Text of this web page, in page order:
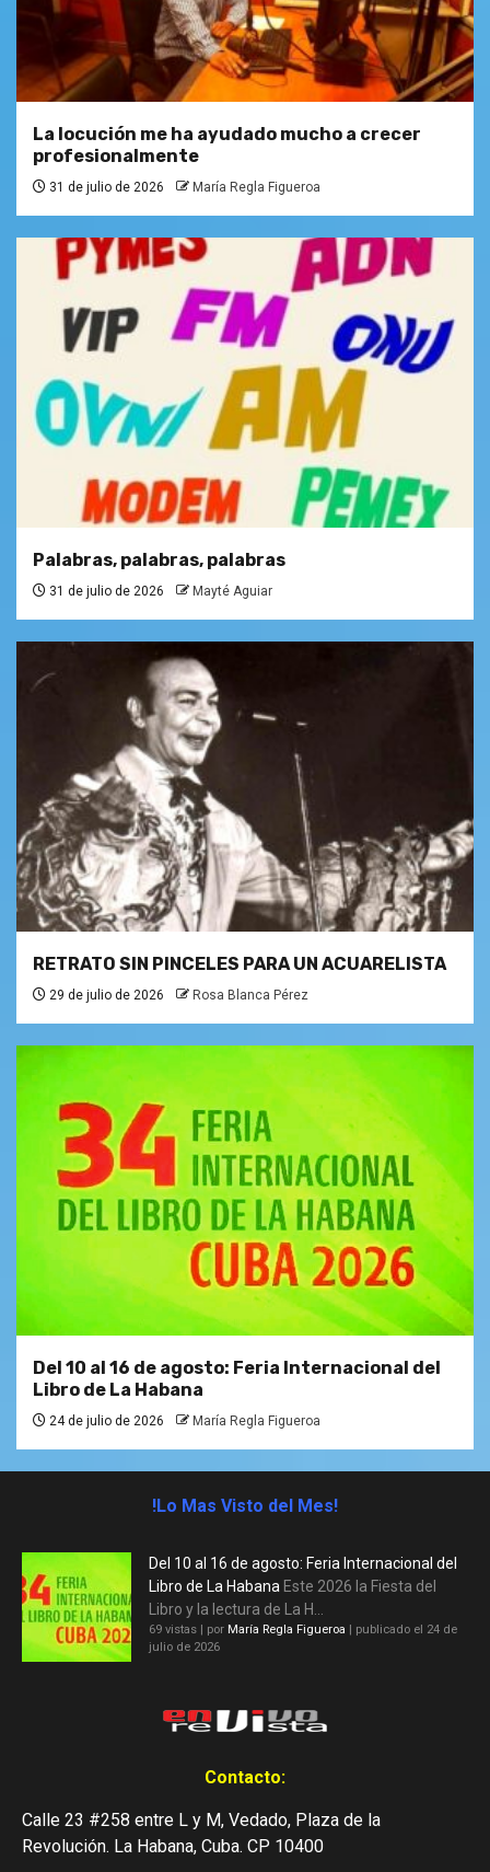
La locución me ha ayudado mucho a crecer
profesionalmente
31 de julio de 2026 María Regla Figueroa
Palabras, palabras, palabras
31 de julio de 2026 Mayté Aguiar
RETRATO SIN PINCELES PARA UN ACUARELISTA
29 de julio de 2026 Rosa Blanca Pérez
Del 10 al 16 de agosto: Feria Internacional del
Libro de La Habana
24 de julio de 2026 María Regla Figueroa
!Lo Mas Visto del Mes!
Del 10 al 16 de agosto: Feria Internacional del
Libro de La Habana Este 2026 la Fiesta del
Libro y la lectura de La H...
69 vistas | por María Regla Figueroa | publicado el 24 de
julio de 2026
Contacto:
Calle 23 #258 entre L y M, Vedado, Plaza de la
Revolución. La Habana, Cuba. CP 10400